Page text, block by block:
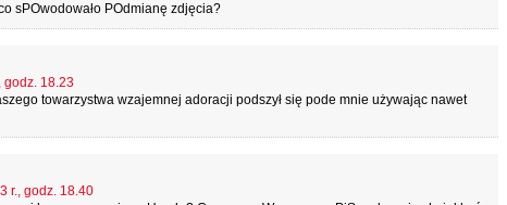
sPOwodowało POdmianę zdjęcia?
godz. 18.23
towarzystwa wzajemnej adoracji podszył się pode mnie używając nawet
r., godz. 18.40